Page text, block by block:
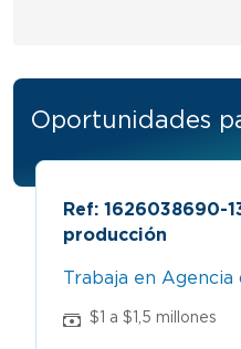
Oportunidades
Ref: 1626038690-
producción
$1 a $1,5 millones